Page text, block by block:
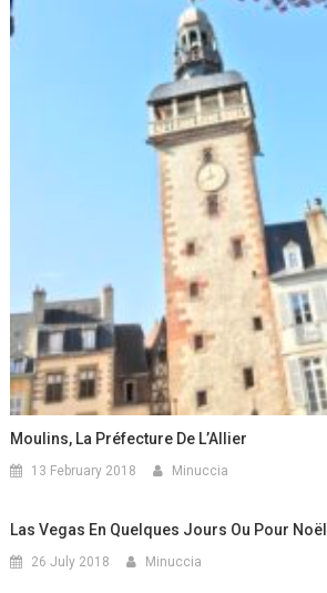
Moulins, La Préfecture De L’Allier
13 February 2018 Minuccia
Las Vegas En Quelques Jours Ou Pour Noël
26 July 2018 Minuccia